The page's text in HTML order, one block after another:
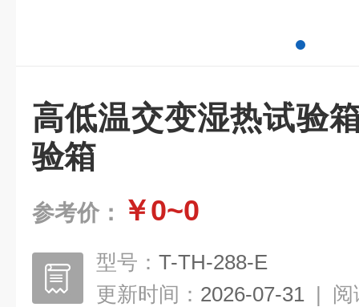
高低温交变湿热试验
验箱
参考价： ￥0~0
型号： T-TH-288-E
更新时间： 2026-07-31 | 阅